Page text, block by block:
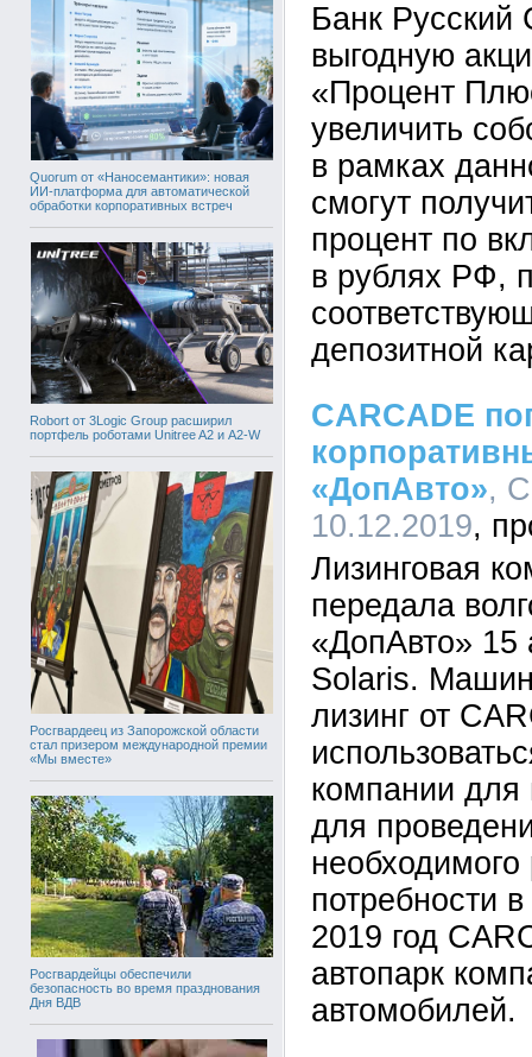
Quorum от «Наносемантики»: новая
ИИ-платформа для автоматической
обработки корпоративных встреч
Robort от 3Logic Group расширил
портфель роботами Unitree A2 и A2-W
Росгвардеец из Запорожской области
стал призером международной премии
«Мы вместе»
Росгвардейцы обеспечили
безопасность во время празднования
Дня ВДВ
Банк Русский
выгодную
«Процент
увеличить
в рамках
смогут
процент по
в рублях РФ,
депозитной
CARCADE
«ДопАвто»,
10.12.2019
Лизинговая
передала
«ДопАвто» 15
Solaris.
лизинг от
компании для
для
потребности
2019 год
автопарк
автомобилей.